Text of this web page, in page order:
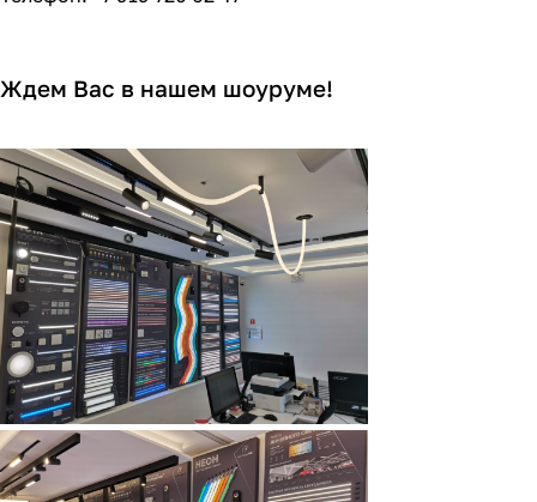
Ждем Вас в нашем шоуруме!